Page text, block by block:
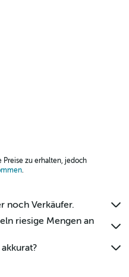
Preise zu erhalten, jedoch
.
noch Verkäufer.
riesige Mengen an